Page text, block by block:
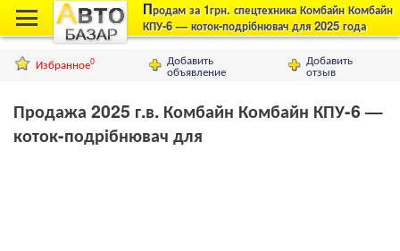
Продам за 1грн. спецтехника Комбайн Комбайн
КПУ-6 — коток-подрібнювач для 2025 года
выпуска в отличном состоянии, город
Днепропетровск
Добавить
отзыв
Добавить
объявление
Избранное0
Продажа 2025 г.в. Комбайн Комбайн КПУ-6 —
коток-подрібнювач для